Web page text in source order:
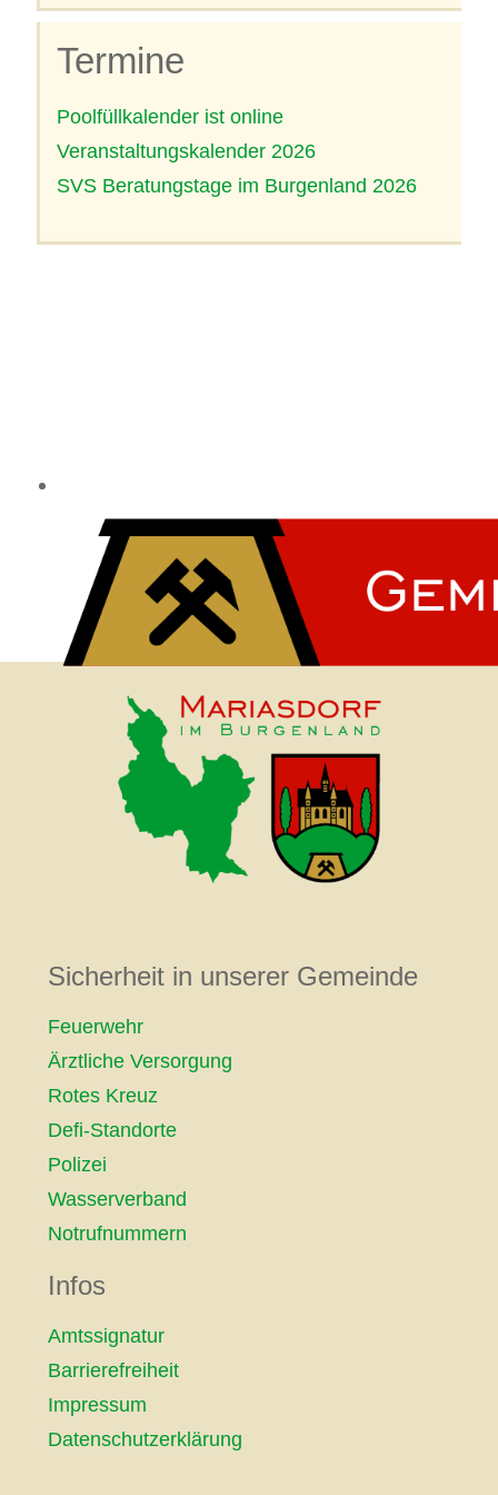
Termine
Poolfüllkalender ist online
Veranstaltungskalender 2026
SVS Beratungstage im Burgenland 2026
Sicherheit in unserer Gemeinde
Feuerwehr
Ärztliche Versorgung
Rotes Kreuz
Defi-Standorte
Polizei
Wasserverband
Notrufnummern
Infos
Amtssignatur
Barrierefreiheit
Impressum
Datenschutzerklärung